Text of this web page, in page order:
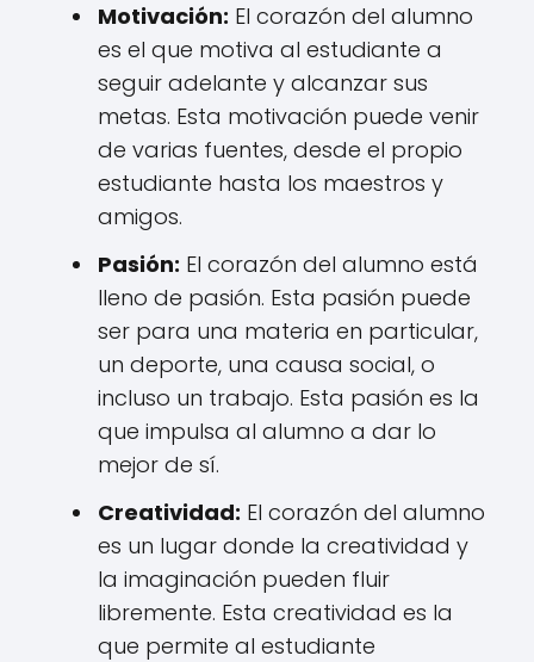
Motivación: El corazón del alumno
es el que motiva al estudiante a
seguir adelante y alcanzar sus
metas. Esta motivación puede venir
de varias fuentes, desde el propio
estudiante hasta los maestros y
amigos.
Pasión: El corazón del alumno está
lleno de pasión. Esta pasión puede
ser para una materia en particular,
un deporte, una causa social, o
incluso un trabajo. Esta pasión es la
que impulsa al alumno a dar lo
mejor de sí.
Creatividad: El corazón del alumno
es un lugar donde la creatividad y
la imaginación pueden fluir
libremente. Esta creatividad es la
que permite al estudiante